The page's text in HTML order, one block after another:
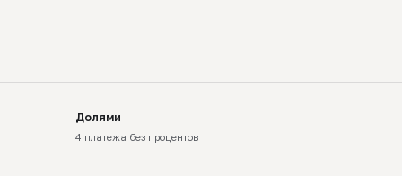
Долями
4 платежа без процентов